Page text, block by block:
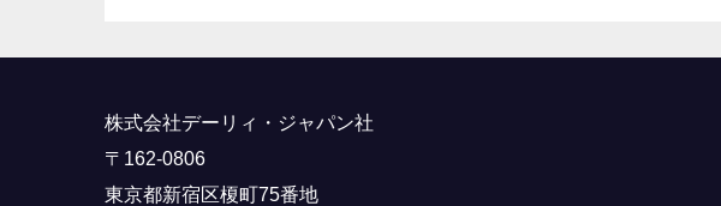
株式会社デーリィ・ジャパン社
〒162-0806
東京都新宿区榎町75番地